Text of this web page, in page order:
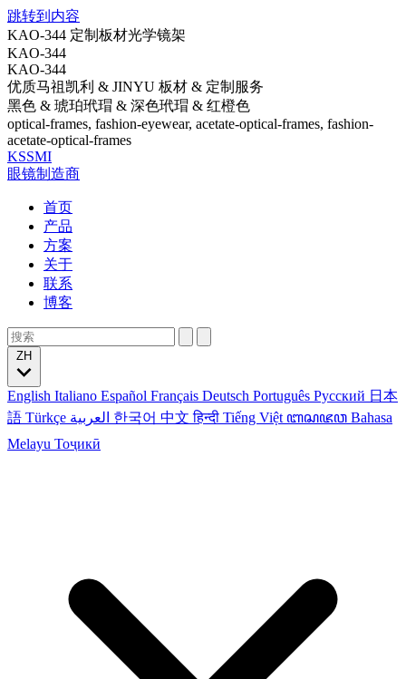
跳转到内容
KAO-344 定制板材光学镜架
KAO-344
KAO-344
优质马祖凯利 & JINYU 板材 & 定制服务
黑色 & 琥珀玳瑁 & 深色玳瑁 & 红橙色
optical-frames, fashion-eyewear, acetate-optical-frames, fashion-
acetate-optical-frames
KSSMI
眼镜制造商
首页
产品
方案
关于
联系
博客
English Italiano Español Français Deutsch Português Русский 日本
語 Türkçe 한국어 中文हिन्दी Tiếng Việt ꦧꦱꦗꦮ Bahasa
Melayu Тоҷикӣ